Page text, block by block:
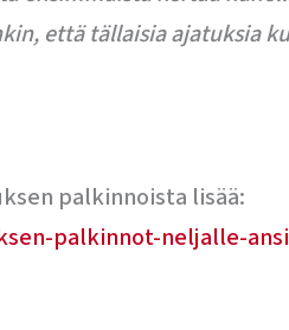
että tällaisia ajatuksia
palkinnoista lisää:
palkinnot-neljalle-